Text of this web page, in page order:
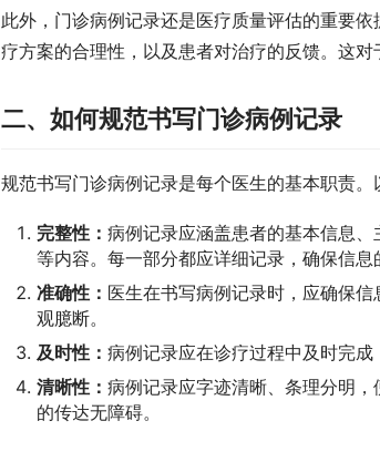
此外，门诊病例记录还是医疗质量评估的重要
疗方案的合理性，以及患者对治疗的反馈。这
二、如何规范书写门诊病例记录
规范书写门诊病例记录是每个医生的基本职责。
完整性： 病例记录应涵盖患者的基本信息
等内容。每一部分都应详细记录，确保信息
准确性： 医生在书写病例记录时，应确保
观臆断。
及时性： 病例记录应在诊疗过程中及时完成
清晰性： 病例记录应字迹清晰、条理分明
的传达无障碍。